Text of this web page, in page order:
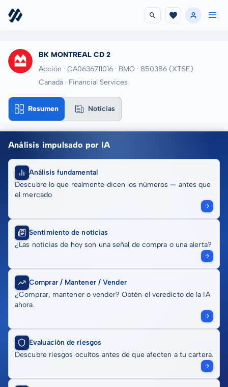
BK MONTREAL CD 2
Acción · CA0636711016 · BMO · 850386 (XTSE)
Canadá · Financial Services
Resumen Noticias
Análisis impulsado por IA
Análisis fundamental
Descubre lo que realmente dicen los números — antes que
el mercado
Sentimiento de noticias
¿Las noticias de hoy son una señal de compra o una alerta?
Comprar / Mantener / Vender
¿Comprar, mantener o vender? Obtén el veredicto de la IA
ahora.
Evaluación de riesgos
Descubre riesgos ocultos antes de que afecten a tu cartera.